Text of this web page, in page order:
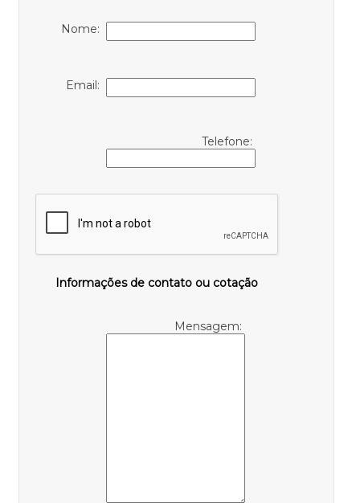
Nome:
Email:
Telefone:
Informações de contato ou cotação
Mensagem: